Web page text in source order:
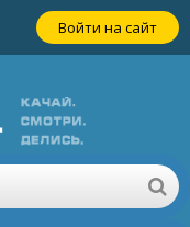
Войти на сайт